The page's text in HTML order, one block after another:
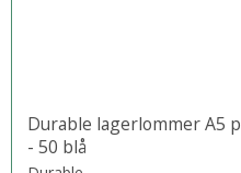
Durable lagerlommer A5
- 50 blå